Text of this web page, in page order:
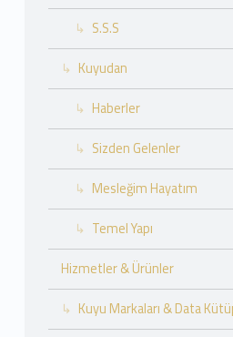
S.S.S
Kuyudan
Haberler
Sizden Gelenler
Mesleğim Hayatım
Temel Yapı
Hizmetler & Ürünler
Kuyu Markaları & Data